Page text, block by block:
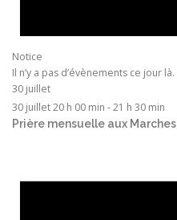
Notice
Il n’y a pas d’évènements ce jour là.
30 juillet
30 juillet 20 h 00 min -21 h 30 min
Prière mensuelle aux Marches